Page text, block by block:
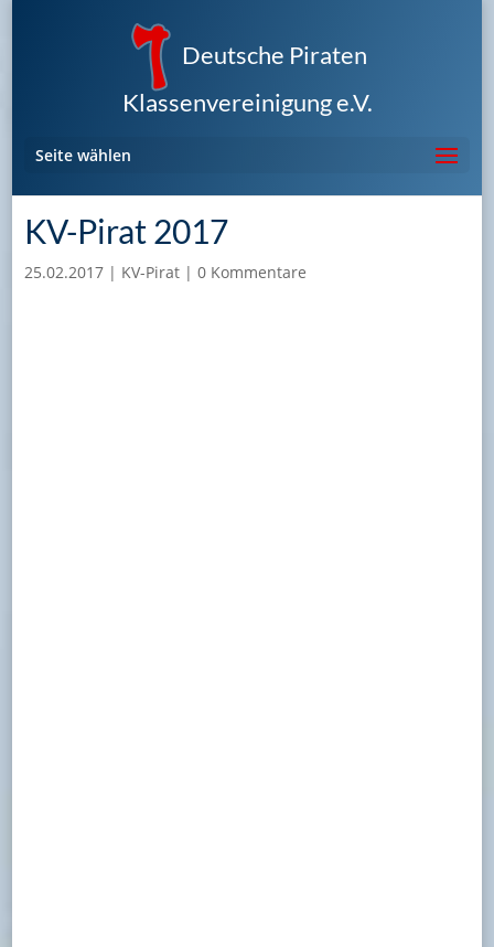
Deutsche Piraten
Klassenvereinigung e.V.
Seite wählen
KV-Pirat 2017
25.02.2017| KV-Pirat| 0 Kommentare